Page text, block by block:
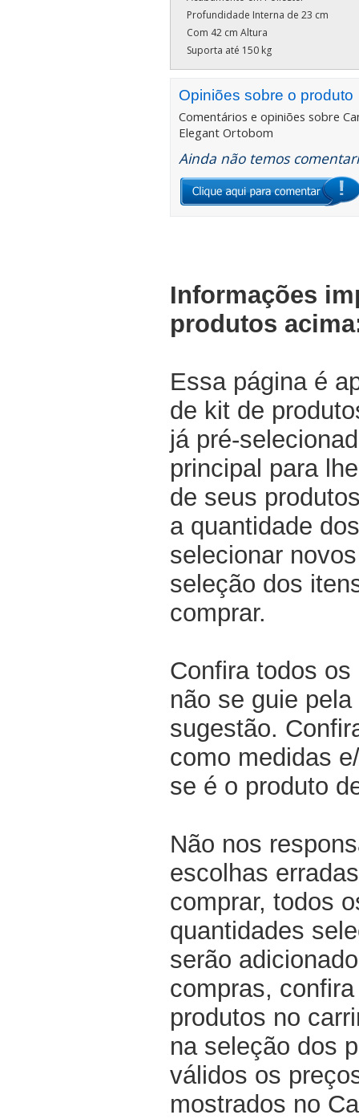
Profundidade Interna de 23 cm
Com 42 cm Altura
Suporta até 150 kg
Opiniões sobre o produto
Comentários e opiniões sobre
Elegant Ortobom
Ainda não temos
Informações
produtos
Essa página é
de kit de
já pré-
principal para
de seus
a quantidade
selecionar
seleção dos
comprar.
Confira todos
não se guie
sugestão.
como medidas
se é o produto
Não nos
escolhas
comprar, todos
quantidades
serão
compras,
produtos no
na seleção dos
válidos os
mostrados no